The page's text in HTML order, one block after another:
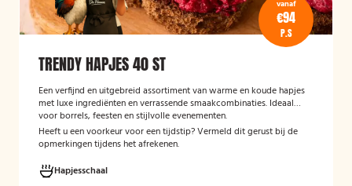
vanaf
€94
P.S
TRENDY HAPJES 40 ST
Een verfijnd en uitgebreid assortiment van warme en koude hapjes
met luxe ingrediënten en verrassende smaakcombinaties. Ideaal
voor borrels, feesten en stijlvolle evenementen.
Heeft u een voorkeur voor een tijdstip? Vermeld dit gerust bij de
opmerkingen tijdens het afrekenen.
Hapjesschaal